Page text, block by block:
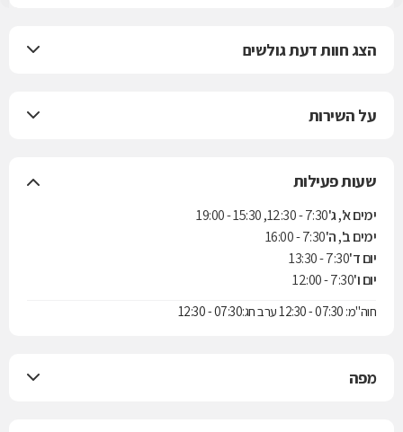
הצג חוות דעת גולשים
על השירות
שעות פעילות
ימים א', ג'7:30 - 12:30, 15:30 - 19:00
ימים ב', ה'7:30 - 16:00
יום ד'7:30 - 13:30
יום ו'7:30 - 12:00
חוה"מ: 07:30 - 12:30 ערב חג:07:30 - 12:30
מפה